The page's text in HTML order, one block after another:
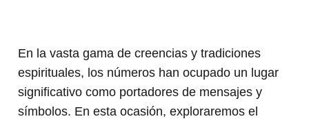
En la vasta gama de creencias y tradiciones
espirituales, los números han ocupado un lugar
significativo como portadores de mensajes y
símbolos. En esta ocasión, exploraremos el